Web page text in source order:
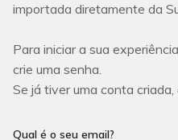
importada diretamente da
Para iniciar a sua
crie uma senha.
Se já tiver uma conta
Qual é o seu email?